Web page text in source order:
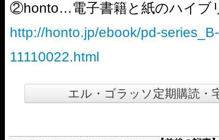
②honto…電子書籍と紙のハイブ
http://honto.jp/ebook/pd-
11110022.html
エル・ゴラッソ定期購読・